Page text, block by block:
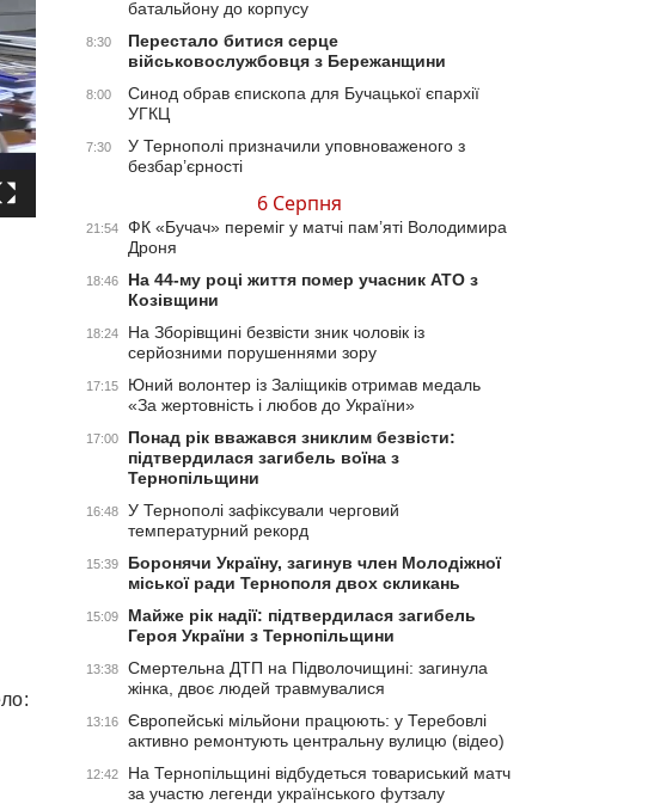
батальйону до корпусу
8:30
Перестало битися серце
військовослужбовця з Бережанщини
8:00
Синод обрав єпископа для Бучацької єпархії
УГКЦ
7:30
У Тернополі призначили уповноваженого з
безбар’єрності
6 Серпня
21:54
ФК «Бучач» переміг у матчі пам’яті Володимира
Дроня
18:46
На 44-му році життя помер учасник АТО з
Козівщини
18:24
На Зборівщині безвісти зник чоловік із
серйозними порушеннями зору
17:15
Юний волонтер із Заліщиків отримав медаль
«За жертовність і любов до України»
17:00
Понад рік вважався зниклим безвісти:
підтвердилася загибель воїна з
Тернопільщини
16:48
У Тернополі зафіксували черговий
температурний рекорд
15:39
Боронячи Україну, загинув член Молодіжної
міської ради Тернополя двох скликань
15:09
Майже рік надії: підтвердилася загибель
Героя України з Тернопільщини
13:38
Смертельна ДТП на Підволочищині: загинула
жінка, двоє людей травмувалися
13:16
Європейські мільйони працюють: у Теребовлі
активно ремонтують центральну вулицю (відео)
12:42
На Тернопільщині відбудеться товариський матч
за участю легенди українського футзалу